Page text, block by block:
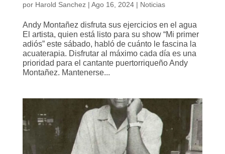
por Harold Sanchez| Ago 16, 2024| Noticias
Andy Montañez disfruta sus ejercicios en el agua
El artista, quien está listo para su show “Mi primer
adiós” este sábado, habló de cuánto le fascina la
acuaterapia. Disfrutar al máximo cada día es una
prioridad para el cantante puertorriqueño Andy
Montañez. Mantenerse...